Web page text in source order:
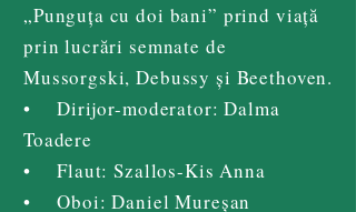
„Punguța cu doi bani” prind viață
prin lucrări semnate de
Mussorgski, Debussy și Beethoven.
• Dirijor-moderator: Dalma
Toadere
• Flaut: Szallos-Kis Anna
• Oboi: Daniel Mureșan